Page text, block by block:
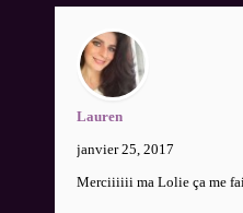
Lauren
janvier 25, 2017
Merciiiiii ma Lolie ça me